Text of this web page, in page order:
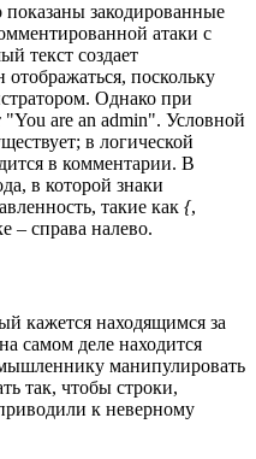
закодированные
атаки с
текст создает
отображаться, поскольку
Однако при
are an admin". Условной
в логической
в комментарии. В
в которой знаки
такие как {,
– справа налево.
кажется находящимся за
самом деле находится
манипулировать
так, чтобы строки,
к неверному